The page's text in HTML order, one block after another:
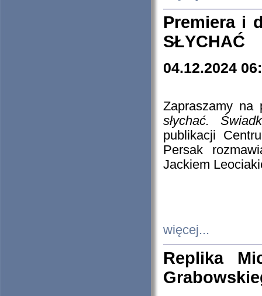
Premiera i
SŁYCHAĆ
04.12.2024
Zapraszamy
słychać.
publikacji
Persak
Jackiem
więcej...
Replika